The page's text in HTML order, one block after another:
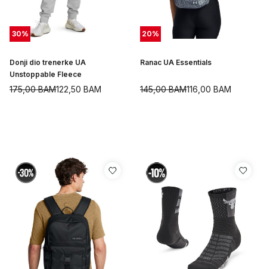
30%
Donji dio trenerke UA
Unstoppable Fleece
122,50 BAM
175,00BAM
20%
Ranac UA Essentials
116,00 BAM
145,00BAM